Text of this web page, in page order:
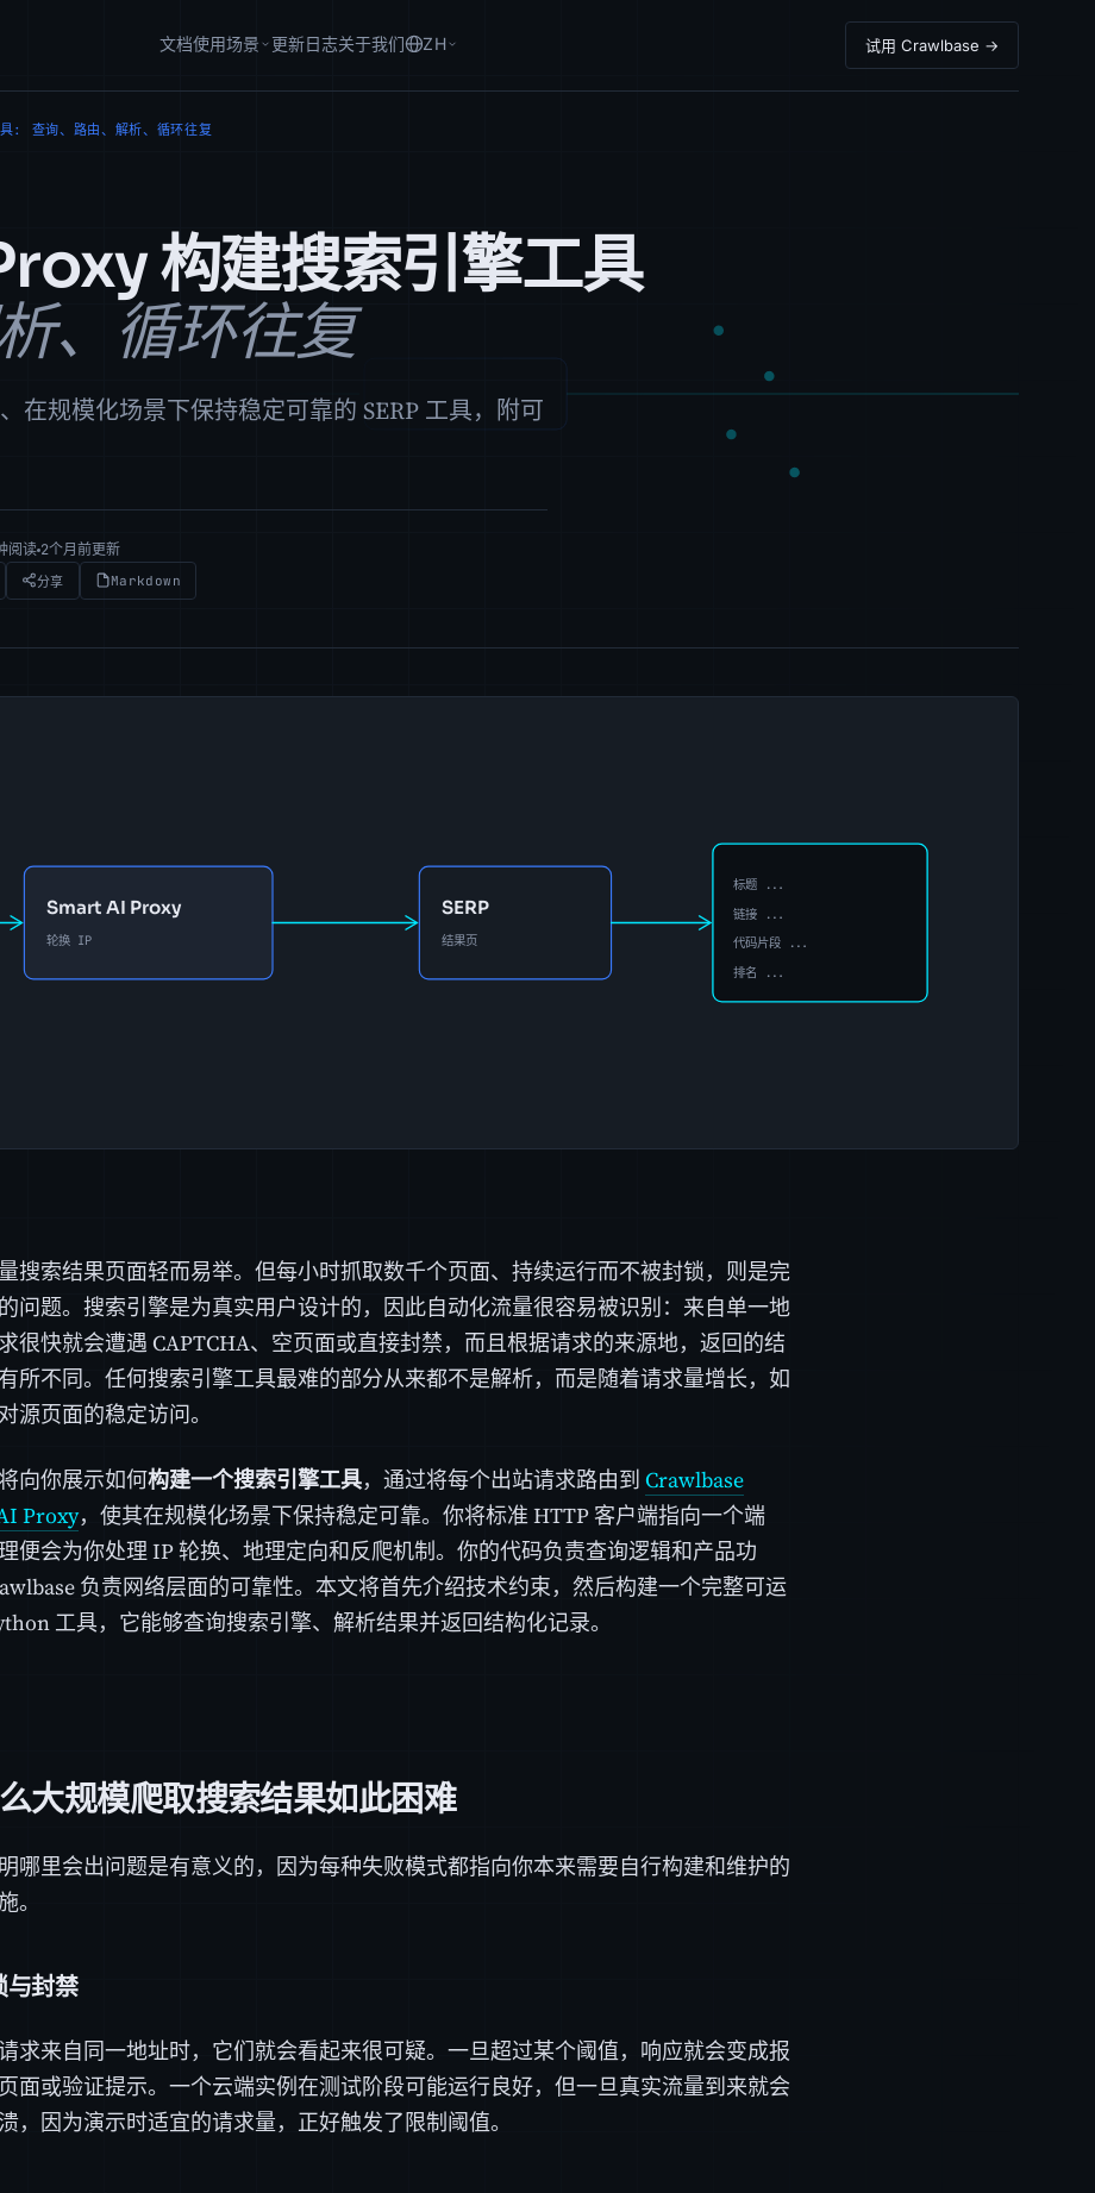
文档使用场景 更新日志关于我们 ZH 试用 Crawlbase →
: 查询、路由、解析、循环往复
构建搜索引擎工具
、循环往复
在规模化场景下保持稳定可靠的 SERP 工具，附可
阅读 2个月前更新
分享 Markdown
搜索结果页面轻而易举。但每小时抓取数千个页面、持续运行而不被封锁，则是完
问题。搜索引擎是为真实用户设计的，因此自动化流量很容易被识别：来自单一地
很快就会遭遇 CAPTCHA、空页面或直接封禁，而且根据请求的来源地，返回的结
所不同。任何搜索引擎工具最难的部分从来都不是解析，而是随着请求量增长，如
源页面的稳定访问。
向你展示如何构建一个搜索引擎工具，通过将每个出站请求路由到 Crawlbase
Proxy，使其在规模化场景下保持稳定可靠。你将标准 HTTP 客户端指向一个端
便会为你处理 IP 轮换、地理定向和反爬机制。你的代码负责查询逻辑和产品功
负责网络层面的可靠性。本文将首先介绍技术约束，然后构建一个完整可运
工具，它能够查询搜索引擎、解析结果并返回结构化记录。
大规模爬取搜索结果如此困难
哪里会出问题是有意义的，因为每种失败模式都指向你本来需要自行构建和维护的
。
与封禁
求来自同一地址时，它们就会看起来很可疑。一旦超过某个阈值，响应就会变成报
面或验证提示。一个云端实例在测试阶段可能运行良好，但一旦真实流量到来就会
，因为演示时适宜的请求量，正好触发了限制阈值。